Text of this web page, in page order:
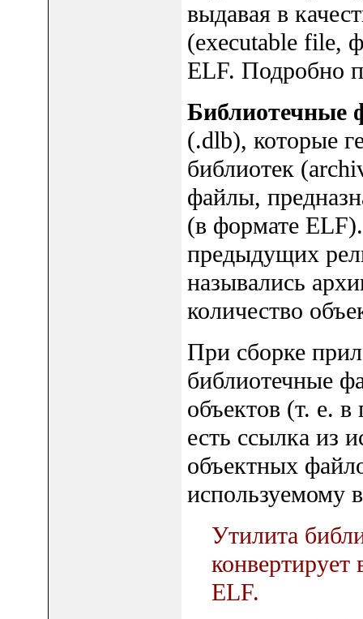
выдавая в
(executable file,
ELF. Подробно
Библиотечные
(.dlb), которые
библиотек
файлы,
(в формате
предыдущих
назывались
количество
При сборке
библиотечные
объектов (т. е. в
есть ссылка из
объектных
используемому
Утилита
ELF.